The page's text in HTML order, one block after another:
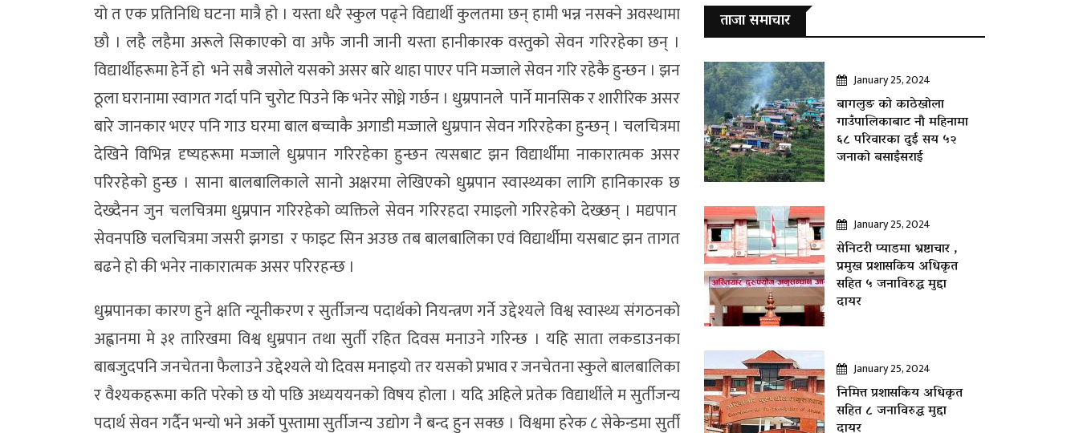
यो त एक प्रतिनिधि घटना मात्रै हो । यस्ता धरै स्कुल पढ्ने विद्यार्थी कुलतमा छन् हामी भन्न नसक्ने अवस्थामा
छाै । लहै लहैमा अरूले सिकाएको वा अफै जानी जानी यस्ता हानीकारक वस्तुको सेवन गरिरहेका छन् ।
विद्यार्थीहरूमा हेर्ने हो भने सबै जसोले यसको असर बारे थाहा पाएर पनि मज्जाले सेवन गरि रहेकै हुन्छन । झन
ठूला घरानामा स्वागत गर्दा पनि चुरोट पिउने कि भनेर सोध्ने गर्छन । धुम्रपानले पार्ने मानसिक र शारीरिक असर
बारे जानकार भएर पनि गाउ घरमा बाल बच्चाकै अगाडी मज्जाले धुम्रपान सेवन गरिरहेका हुन्छन् । चलचित्रमा
देखिने विभिन्न दृष्यहरूमा मज्जाले धुम्रपान गरिरहेका हुन्छन त्यसबाट झन विद्यार्थीमा नाकारात्मक असर
परिरहेको हुन्छ । साना बालबालिकाले सानो अक्षरमा लेखिएको धुम्रपान स्वास्थ्यका लागि हानिकारक छ
देख्दैनन जुन चलचित्रमा धुम्रपान गरिरहेको व्यक्तिले सेवन गरिरहदा रमाइलो गरिरहेको देख्छन् । मद्यपान
सेवनपछि चलचित्रमा जसरी झगडा र फाइट सिन अउछ तब बालबालिका एवं विद्यार्थीमा यसबाट झन तागत
बढने हो की भनेर नाकारात्मक असर परिरहन्छ ।
धुम्रपानका कारण हुने क्षति न्यूनीकरण र सुर्तीजन्य पदार्थको नियन्त्रण गर्ने उद्देश्यले विश्व स्वास्थ्य संगठनको
अह्वानमा मे ३१ तारिखमा विश्व धुम्रपान तथा सुर्ती रहित दिवस मनाउने गरिन्छ । यहि साता लकडाउनका
बाबजुदपनि जनचेतना फैलाउने उद्देश्यले यो दिवस मनाइयो तर यसको प्रभाव र जनचेतना स्कुले बालबालिका
र वैश्यकहरूमा कति परेको छ यो पछि अध्यययनको विषय होला । यदि अहिले प्रतेक विद्यार्थीले म सुर्तीजन्य
पदार्थ सेवन गर्दैन भन्यो भने अर्को पुस्तामा सुर्तीजन्य उद्योग नै बन्द हुन सक्छ । विश्वमा हरेक ८ सेकेन्डमा सुर्ती
ताजा समाचार
January 25, 2024
बागलुङ काे काठेखोला
गाउँपालिकाबाट नौ महिनामा
६८ परिवारका दुई सय ५२
जनाकाे बसाइँसराई
January 25, 2024
सेनिटरी प्याडमा भ्रष्टाचार ,
प्रमुख प्रशासकिय अधिकृत
सहित ५ जनाविरुद्ध मुद्दा
दायर
January 25, 2024
निमित्त प्रशासकिय अधिकृत
सहित ८ जनाविरुद्ध मुद्दा